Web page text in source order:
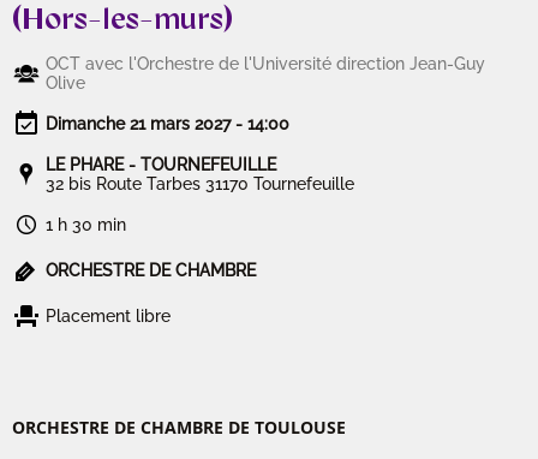
(Hors-les-murs)
OCT avec l'Orchestre de l'Université direction Jean-Guy
Olive
Dimanche 21 mars 2027 - 14:00
LE PHARE - TOURNEFEUILLE
32 bis Route Tarbes 31170 Tournefeuille
1 h 30 min
ORCHESTRE DE CHAMBRE
Placement libre
ORCHESTRE DE CHAMBRE DE TOULOUSE